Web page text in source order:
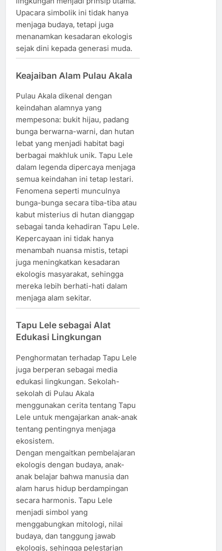
Upacara simbolik ini tidak hanya
menjaga budaya, tetapi juga
menanamkan kesadaran ekologis
sejak dini kepada generasi muda.
Keajaiban Alam Pulau Akala
Pulau Akala dikenal dengan
keindahan alamnya yang
mempesona: bukit hijau, padang
bunga berwarna-warni, dan hutan
lebat yang menjadi habitat bagi
berbagai makhluk unik. Tapu Lele
dalam legenda dipercaya menjaga
semua keindahan ini tetap lestari.
Fenomena seperti munculnya
bunga-bunga secara tiba-tiba atau
kabut misterius di hutan dianggap
sebagai tanda kehadiran Tapu Lele.
Kepercayaan ini tidak hanya
menambah nuansa mistis, tetapi
juga meningkatkan kesadaran
ekologis masyarakat, sehingga
mereka lebih berhati-hati dalam
menjaga alam sekitar.
Tapu Lele sebagai Alat
Edukasi Lingkungan
Penghormatan terhadap Tapu Lele
juga berperan sebagai media
edukasi lingkungan. Sekolah-
sekolah di Pulau Akala
menggunakan cerita tentang Tapu
Lele untuk mengajarkan anak-anak
tentang pentingnya menjaga
ekosistem.
Dengan mengaitkan pembelajaran
ekologis dengan budaya, anak-
anak belajar bahwa manusia dan
alam harus hidup berdampingan
secara harmonis. Tapu Lele
menjadi simbol yang
menggabungkan mitologi, nilai
budaya, dan tanggung jawab
ekologis, sehingga pelestarian